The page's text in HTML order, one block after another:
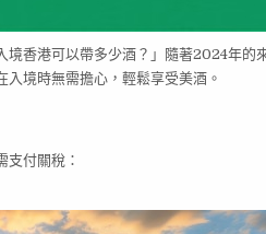
香港可以帶多少酒？」隨著2024年的
境時無需擔心，輕鬆享受美酒。
支付關稅：